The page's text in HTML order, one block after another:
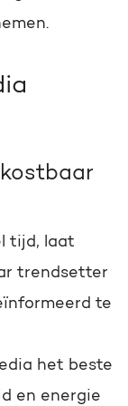
tijd, laat
trendsetter
te
het beste
en energie